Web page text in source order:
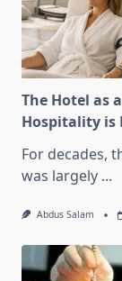
The Hotel as
Hospitality is
For decades,
was largely ...
Abdus Salam